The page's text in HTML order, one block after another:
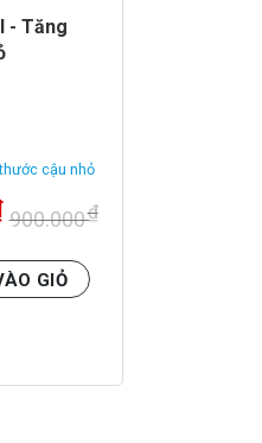
- Tăng
cậu nhỏ
900.000₫
GIỎ